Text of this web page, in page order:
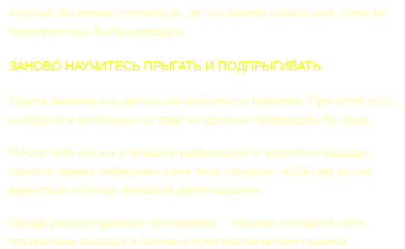
хорошо бы иметь что-нибудь, за что можно ухватиться, пока вы
тренируетесь балансировать.
ЗАНОВО НАУЧИТЕСЬ ПРЫГАТЬ И ПОДПРЫГИВАТЬ
Самое важное это делать не из полного присяда. При этом угол
сгибания в коленном суставе не должен превышать 90 град
После того как вы улучшили равновесие и укрепили мышцы,
пришло время переучить свое тело прыгать, чтобы вы могли
вернуться к более активной деятельности.
Среди рекомендуемых тренировок – прыжки на одной ноге,
прыжковые выпады и боковые плиометрические прыжки.